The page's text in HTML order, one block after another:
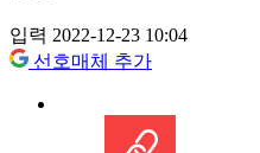
입력 2022-12-23 10:04
선호매체 추가